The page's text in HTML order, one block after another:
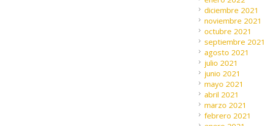
diciembre 2021
noviembre 2021
octubre 2021
septiembre 2021
agosto 2021
julio 2021
junio 2021
mayo 2021
abril 2021
marzo 2021
febrero 2021